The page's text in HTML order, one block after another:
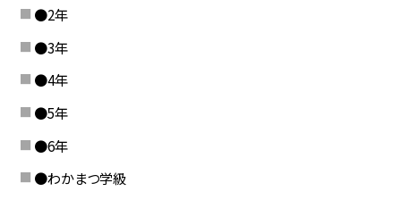
●2年
●3年
●4年
●5年
●6年
●わかまつ学級